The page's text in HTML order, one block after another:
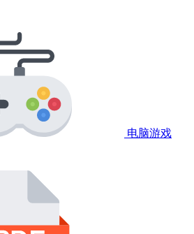
电脑游戏